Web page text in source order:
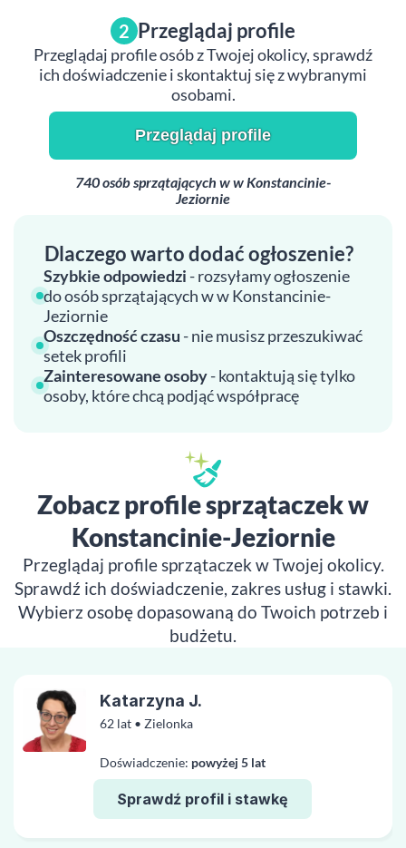
2 Przeglądaj profile
Przeglądaj profile osób z Twojej okolicy, sprawdź
ich doświadczenie i skontaktuj się z wybranymi
osobami.
Przeglądaj profile
740 osób sprzątających w w Konstancinie-
Jeziornie
Dlaczego warto dodać ogłoszenie?
Szybkie odpowiedzi - rozsyłamy ogłoszenie
do osób sprzątających w w Konstancinie-
Jeziornie
Oszczędność czasu - nie musisz przeszukiwać
setek profili
Zainteresowane osoby- kontaktują się tylko
osoby, które chcą podjąć współpracę
Zobacz profile sprzątaczek w
Konstancinie-Jeziornie
Przeglądaj profile sprzątaczek w Twojej okolicy.
Sprawdź ich doświadczenie, zakres usług i stawki.
Wybierz osobę dopasowaną do Twoich potrzeb i
budżetu.
62 lat • Zielonka
Doświadczenie: powyżej 5 lat
Sprawdź profil i stawkę
Katarzyna J.